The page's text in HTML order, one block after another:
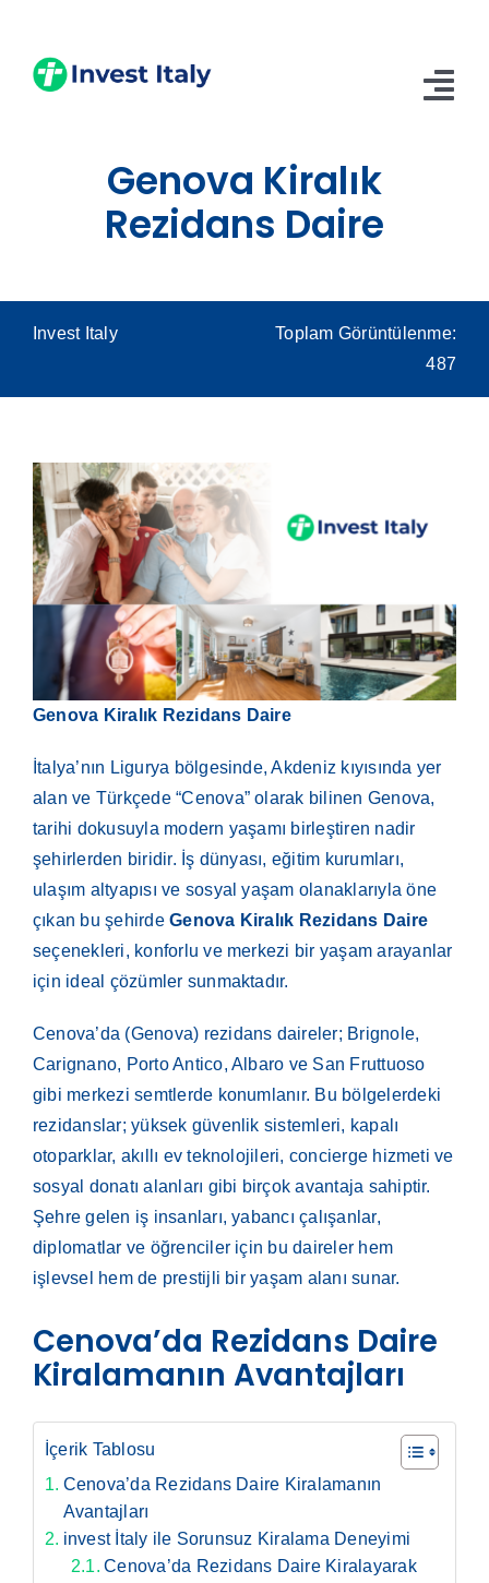
content
Anasayfa
Hakkımızda
Blog
Genova Kiralık
Rezidans Daire
Invest Italy
Toplam Görüntülenme:
487
Genova Kiralık Rezidans Daire
İtalya’nın Ligurya bölgesinde, Akdeniz kıyısında yer
alan ve Türkçede “Cenova” olarak bilinen Genova,
tarihi dokusuyla modern yaşamı birleştiren nadir
şehirlerden biridir. İş dünyası, eğitim kurumları,
ulaşım altyapısı ve sosyal yaşam olanaklarıyla öne
çıkan bu şehirdeGenova Kiralık Rezidans Daire
seçenekleri, konforlu ve merkezi bir yaşam arayanlar
için ideal çözümler sunmaktadır.
Cenova’da (Genova) rezidans daireler; Brignole,
Carignano, Porto Antico, Albaro ve San Fruttuoso
gibi merkezi semtlerde konumlanır. Bu bölgelerdeki
rezidanslar; yüksek güvenlik sistemleri, kapalı
otoparklar, akıllı ev teknolojileri, concierge hizmeti ve
sosyal donatı alanları gibi birçok avantaja sahiptir.
Şehre gelen iş insanları, yabancı çalışanlar,
diplomatlar ve öğrenciler için bu daireler hem
işlevsel hem de prestijli bir yaşam alanı sunar.
Cenova’da Rezidans Daire
Kiralamanın Avantajları
İçerik Tablosu
Cenova’da Rezidans Daire Kiralamanın
Avantajları
invest İtaly ile Sorunsuz Kiralama Deneyimi
Cenova’da Rezidans Daire Kiralayarak